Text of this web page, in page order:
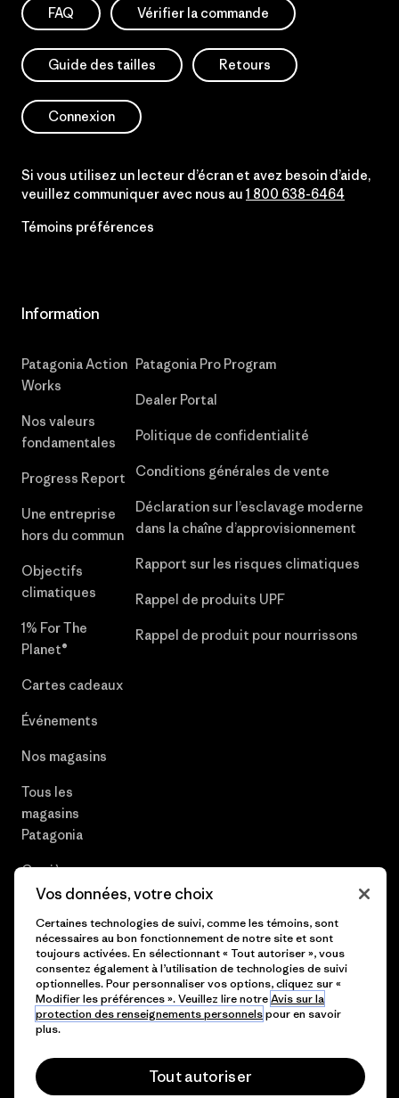
FAQ Vérifier la commande
Guide des tailles Retours
Connexion
Si vous utilisez un lecteur d’écran et avez besoin d’aide,
veuillez communiquer avec nous au 1 800 638-6464
Témoins préférences
Information
Patagonia Action
Works
Nos valeurs
fondamentales
Progress Report
Une entreprise
hors du commun
Objectifs
climatiques
1% For The
Planet®
Cartes cadeaux
Événements
Nos magasins
Tous les
magasins
Patagonia
Carrières
Plan du site
Patagonia Pro Program
Dealer Portal
Politique de confidentialité
Conditions générales de vente
Déclaration sur l’esclavage moderne
dans la chaîne d’approvisionnement
Rapport sur les risques climatiques
Rappel de produits UPF
Rappel de produit pour nourrissons
© 2026 Patagonia, Inc. All Rights Reserved.
Vos données, votre choix
Certaines technologies de suivi, comme les témoins, sont
nécessaires au bon fonctionnement de notre site et sont
toujours activées. En sélectionnant « Tout autoriser », vous
consentez également à l’utilisation de technologies de suivi
optionnelles. Pour personnaliser vos options, cliquez sur «
Modifier les préférences ». Veuillez lire notreAvis sur la
protection des renseignements personnelspour en savoir
plus.
Tout autoriser